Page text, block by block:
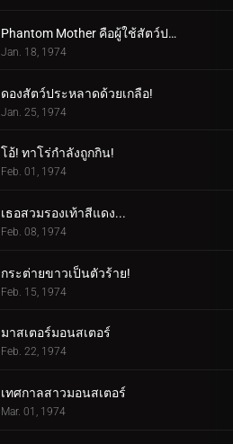
Phantom Mother คือผู้ใช้สัตว์ประหลาด!
Jan. 18, 1974
ดองสัตว์ประหลาดด้วยเกลือ!
Jan. 25, 1974
โอ้! ทาโร่กำลังถูกกิน!
Feb. 01, 1974
เธอสวมรองเท้าสีแดง...
Feb. 08, 1974
กระต่ายขาวเป็นตัวร้าย!
Feb. 15, 1974
มาสเตอร์มอนสเตอร์
Feb. 22, 1974
เทศกาลสาวมอนสเตอร์
Mar. 01, 1974